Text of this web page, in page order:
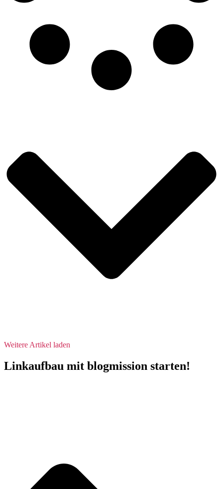
Weitere Artikel laden
Linkaufbau mit blogmission starten!